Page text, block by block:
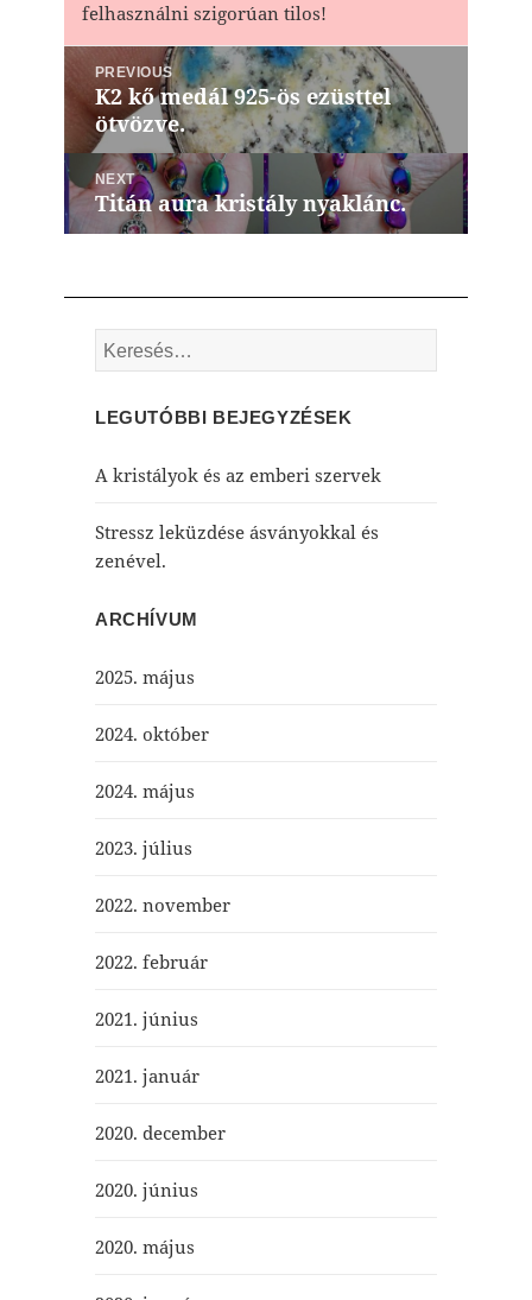
felhasználni szigorúan tilos!
Bejegyzés
navigáció
PREVIOUS
Previous
post:
K2 kő medál 925-ös ezüsttel
ötvözve.
NEXT
Next
post:
Titán aura kristály nyaklánc.
Keresés:
LEGUTÓBBI BEJEGYZÉSEK
A kristályok és az emberi szervek
Stressz leküzdése ásványokkal és
zenével.
ARCHÍVUM
2025. május
2024. október
2024. május
2023. július
2022. november
2022. február
2021. június
2021. január
2020. december
2020. június
2020. május